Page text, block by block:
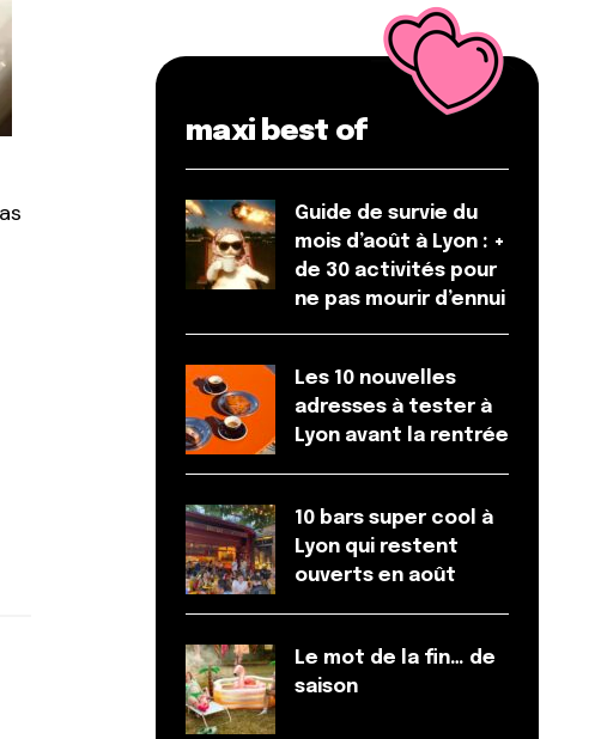
maxi best of
Guide de survie du
mois d’août à Lyon : +
de 30 activités pour
ne pas mourir d’ennui
Les 10 nouvelles
adresses à tester à
Lyon avant la rentrée
10 bars super cool à
Lyon qui restent
ouverts en août
Le mot de la fin… de
saison